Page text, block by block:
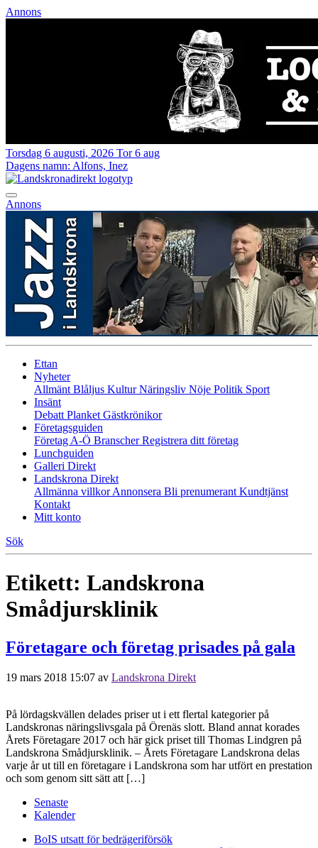
Annons
Torsdag 6 augusti, 2026 Tor 6 aug
Dagens namn: Alfons, Inez
Annons
Ettan
Nyheter
Allmänt Blåljus KulturNäringsliv Nöje Politik Sport
Insänt
Debatt Planket Gästkrönikor
Företagsguiden
Företag A-Ö BranscherRegistrera ditt företag
Lunchguiden
Galleri Direkt
Landskrona Direkt
Allmänna villkorAnnonsera Bli prenumerant Kundtjänst
Kontakt
Mitt konto
Sök
Etikett: Landskrona
Smådjursklinik
Företagare och företag prisades på gala
19 mars 2018 15:07 av Landskrona Direkt
På lördagskvällen delades priser ut i ett flertal kategorier på
Landskronas näringslivsgala på Örenäs slott. Bland annat korades
Årets Företagare 2017 och här gick priset till Thomas Lindgren på
Landskrona Smådjursklinik. – Årets Företagare Landskrona delas
varje år ut till en företagare i Landskrona som har utfört en prestation
och som genom sitt sätt att […]
Senaste
Kalender
BoIS utsatt för bedrägeriförsök